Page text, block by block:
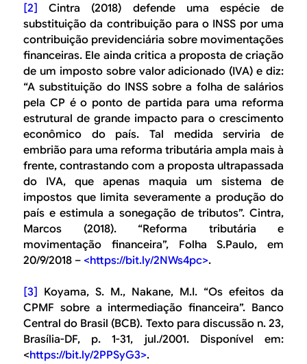
[2] Cintra (2018) defende uma espécie de
substituição da contribuição para o INSS por uma
contribuição previdenciária sobre movimentações
financeiras. Ele ainda critica a proposta de criação
de um imposto sobre valor adicionado (IVA) e diz:
“A substituição do INSS sobre a folha de salários
pela CP é o ponto de partida para uma reforma
estrutural de grande impacto para o crescimento
econômico do país. Tal medida serviria de
embrião para uma reforma tributária ampla mais à
frente, contrastando com a proposta ultrapassada
do IVA, que apenas maquia um sistema de
impostos que limita severamente a produção do
país e estimula a sonegação de tributos”. Cintra,
Marcos (2018). “Reforma tributária e
movimentação financeira”, Folha S.Paulo, em
20/9/2018 – <https://bit.ly/2NWs4pc>.
[3]
Koyama, S. M., Nakane, M.I. “Os efeitos da
CPMF sobre a intermediação financeira”. Banco
Central do Brasil (BCB). Texto para discussão n. 23,
Brasília-DF, p. 1-31, jul./2001. Disponível em:
<https://bit.ly/2PPSyG3>.